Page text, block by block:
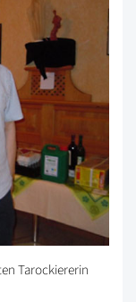
Tarockiererin